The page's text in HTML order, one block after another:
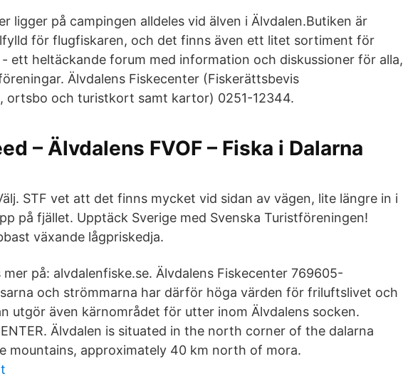
ligger på campingen alldeles vid älven i Älvdalen.Butiken är
för flugfiskaren, och det finns även ett litet sortiment för
ett heltäckande forum med information och diskussioner för alla,
Älvdalens Fiskecenter (Fiskerättsbevis
ortsbo och turistkort samt kartor) 0251-12344.
– Älvdalens FVOF – Fiska i Dalarna
STF vet att det finns mycket vid sidan av vägen, lite längre in i
på fjället. Upptäck Sverige med Svenska Turistföreningen!
växande lågpriskedja.
mer på: alvdalenfiske.se. Älvdalens Fiskecenter 769605-
och strömmarna har därför höga värden för friluftslivet och
utgör även kärnområdet för utter inom Älvdalens socken.
Älvdalen is situated in the north corner of the dalarna
mountains, approximately 40 km north of mora.